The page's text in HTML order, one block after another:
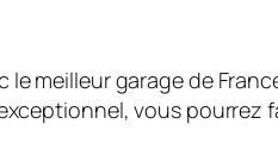
meilleur garage de
vous pourrez